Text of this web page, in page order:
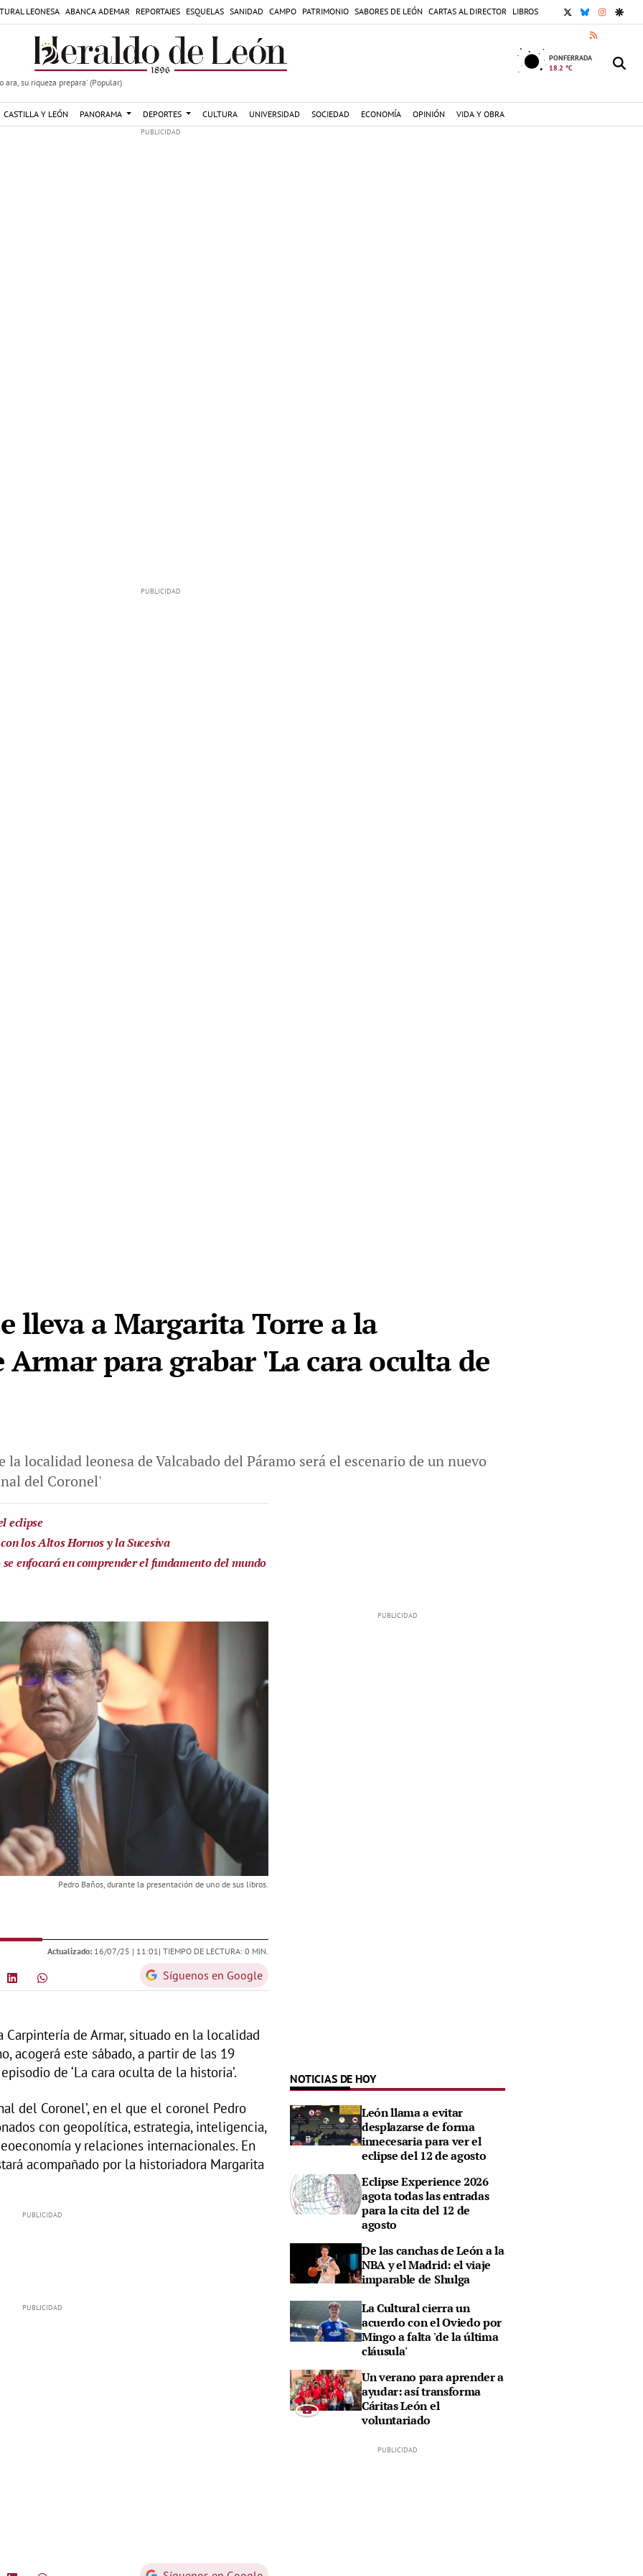
LEONESA ABANCA ADEMAR REPORTAJES ESQUELAS SANIDAD CAMPO PATRIMONIO SABORES DE LEÓN CARTAS AL DIRECTOR LIBROS X BLUESKY
RSS
ara, su riqueza prepara' (Popular)
PONFERRADA
18.2 °C
CASTILLA Y LEÓN PANORAMA DEPORTES CULTURA UNIVERSIDAD SOCIEDAD ECONOMÍA OPINIÓN VIDA Y OBRA
lleva a Margarita Torre a la
para grabar 'La cara oculta de
localidad leonesa de Valcabado del Páramo será el escenario de un nuevo
del Coronel'
eclipse
los Altos Hornos y la Sucesiva
enfocará en comprender el fundamento del mundo
Pedro Baños, durante la presentación de uno de sus libros.
Actualizado: 16/07/25 | 11:01| TIEMPO DE LECTURA: 0 MIN.
Síguenos en Google
de Armar, situado en la localidad
acogerá este sábado, a partir de las 19
de ‘La cara oculta de la historia’.
del Coronel’, en el que el coronel Pedro
con geopolítica, estrategia, inteligencia,
y relaciones internacionales. En
acompañado por la historiadora Margarita
NOTICIAS DE HOY
León llama a evitar
desplazarse de forma
innecesaria para ver el
eclipse del 12 de agosto
Eclipse Experience 2026
agota todas las entradas
para la cita del 12 de
agosto
De las canchas de León a la
NBA y el Madrid: el viaje
imparable de Shulga
La Cultural cierra un
acuerdo con el Oviedo por
Mingo a falta 'de la última
cláusula'
Un verano para aprender a
ayudar: así transforma
Cáritas León el
voluntariado